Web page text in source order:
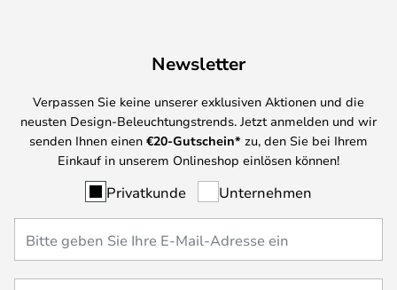
Newsletter
Verpassen Sie keine unserer exklusiven Aktionen und die
neusten Design-Beleuchtungstrends. Jetzt anmelden und wir
senden Ihnen einen €20-Gutschein* zu, den Sie bei Ihrem
Einkauf in unserem Onlineshop einlösen können!
Privatkunde Unternehmen